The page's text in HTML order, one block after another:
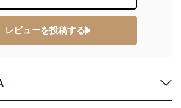
いたします。
平台町16-11
マガジンサービス
西野 伸一郎
レビューを投稿する